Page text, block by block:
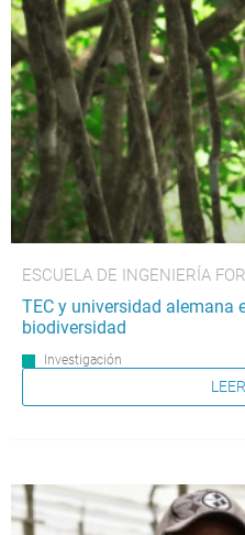
ESCUELA DE INGENIERÍA
TEC y universidad alemana
biodiversidad
Investigación